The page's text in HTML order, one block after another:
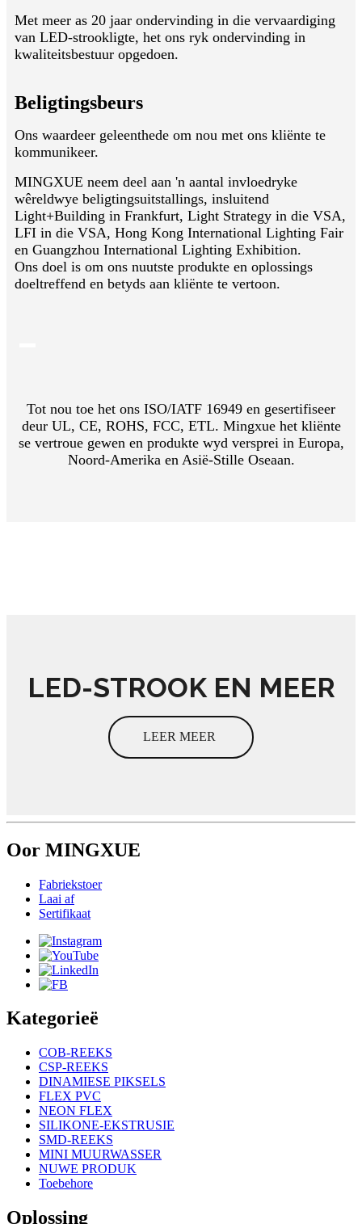
Met meer as 20 jaar ondervinding in die vervaardiging
van LED-strookligte, het ons ryk ondervinding in
kwaliteitsbestuur opgedoen.
Beligtingsbeurs
Ons waardeer geleenthede om nou met ons kliënte te
kommunikeer.
MINGXUE neem deel aan 'n aantal invloedryke
wêreldwye beligtingsuitstallings, insluitend
Light+Building in Frankfurt, Light Strategy in die VSA,
LFI in die VSA, Hong Kong International Lighting Fair
en Guangzhou International Lighting Exhibition.
Ons doel is om ons nuutste produkte en oplossings
doeltreffend en betyds aan kliënte te vertoon.
Tot nou toe het ons ISO/IATF 16949 en gesertifiseer
deur UL, CE, ROHS, FCC, ETL. Mingxue het kliënte
se vertroue gewen en produkte wyd versprei in Europa,
Noord-Amerika en Asië-Stille Oseaan.
LED-STROOK EN MEER
LEER MEER
Oor MINGXUE
Fabriekstoer
Laai af
Sertifikaat
Kategorieë
COB-REEKS
CSP-REEKS
DINAMIESE PIKSELS
FLEX PVC
NEON FLEX
SILIKONE-EKSTRUSIE
SMD-REEKS
MINI MUURWASSER
NUWE PRODUK
Toebehore
Oplossing